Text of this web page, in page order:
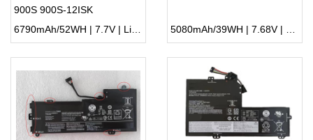
900S 900S-12ISK
6790mAh/52WH | 7.7V | Li-ion ...
5080mAh/39WH | 7.68V | Li-ion ...